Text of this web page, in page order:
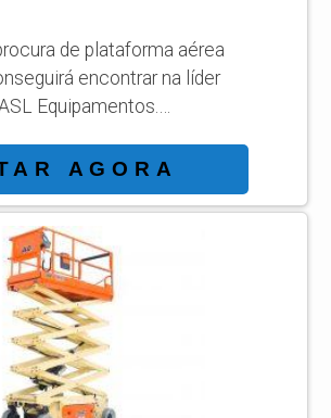
de plataforma aérea
encontrar na líder
Equipamentos.
e descobrindo a líder da
AEREA DE TRABALHO
plataforma aérea de
companhia comprometida
consegue encontrar o
Especializada
elevatórias móveis ...
AGORA